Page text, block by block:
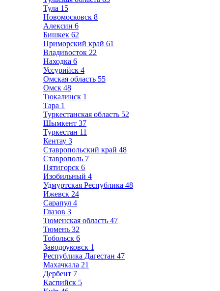
Тула 15
Новомосковск 8
Алексин 6
Бишкек 62
Приморский край 61
Владивосток 22
Находка 6
Уссурийск 4
Омская область 55
Омск 48
Тюкалинск 1
Тара 1
Туркестанская область 52
Шымкент 37
Туркестан 11
Кентау 3
Ставропольский край 48
Ставрополь 7
Пятигорск 6
Изобильный 4
Удмуртская Республика 48
Ижевск 24
Сарапул 4
Глазов 3
Тюменская область 47
Тюмень 32
Тобольск 6
Заводоуковск 1
Республика Дагестан 47
Махачкала 21
Дербент 7
Каспийск 5